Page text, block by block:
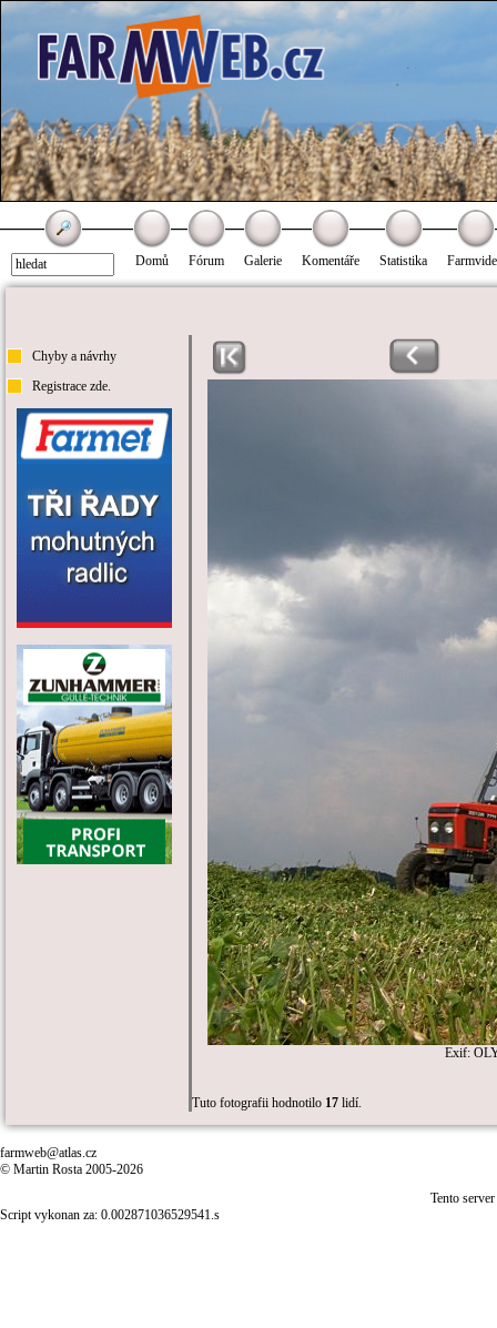
Domů Fórum Galerie Komentáře Statistika
Chyby a návrhy
Registrace zde.
Exif:
Tuto fotografii hodnotilo 17 lidí.
farmweb@atlas.cz
© Martin Rosta 2005-2026
Tento
Script vykonan za: 0.002871036529541.s